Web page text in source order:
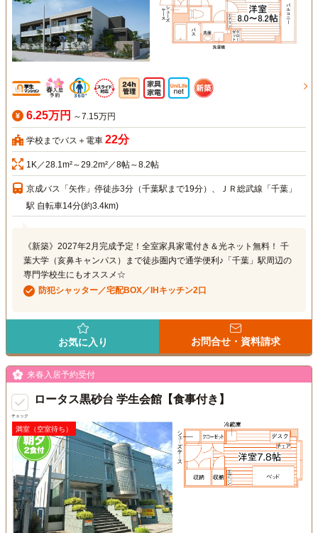
6.25万円 ～7.15万円
学校までバス＋電車 22分
1K／28.1m²～29.2m²／8帖～8.2帖
京成バス「矢作」停徒歩3分（千葉駅まで19分）、ＪＲ総武線「千葉」
駅 自転車14分(約3.4km)
《新築》2027年2月完成予定！全室家具家電付き＆光ネット無料！ 千
葉大学（亥鼻キャンパス）まで徒歩圏内で通学便利♪「千葉」駅周辺の
専門学校生にもオススメ☆
防犯シャッター／宅配BOX／IHキッチン2口
お気に入り お問合せ・資料請求
チェック
来春入居予約受付
ロータス黒砂台 学生会館【食事付き】
満室（空室待ち）